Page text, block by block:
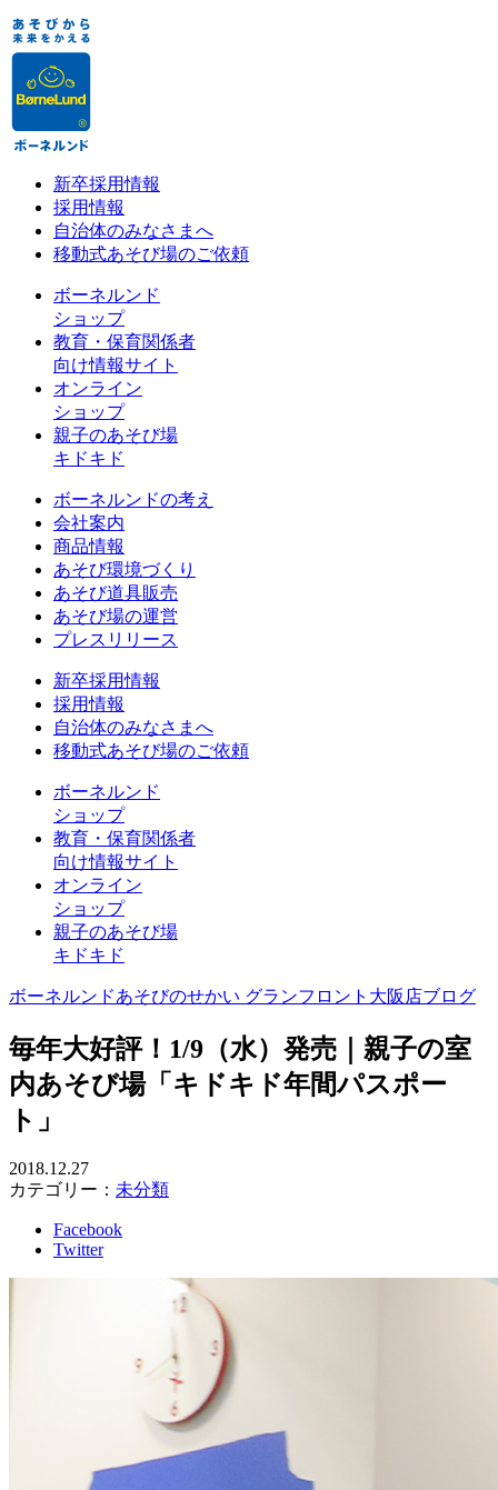
新卒採用情報
採用情報
自治体のみなさまへ
移動式あそび場のご依頼
ボーネルンド
ショップ
教育・保育関係者
向け情報サイト
オンライン
ショップ
親子のあそび場
キドキド
ボーネルンドの考え
会社案内
商品情報
あそび環境づくり
あそび道具販売
あそび場の運営
プレスリリース
新卒採用情報
採用情報
自治体のみなさまへ
移動式あそび場のご依頼
ボーネルンド
ショップ
教育・保育関係者
向け情報サイト
オンライン
ショップ
親子のあそび場
キドキド
ボーネルンドあそびのせかい グランフロント大阪店ブログ
毎年大好評！1/9（水）発売｜親子の室
内あそび場「キドキド年間パスポー
ト」
2018.12.27
カテゴリー： 未分類
Facebook
Twitter